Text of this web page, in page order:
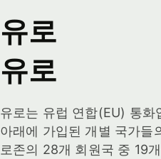
유로
유로
유로는 유럽 연합(EU) 통화
아래에 가입된 개별 국가들
로존의 28개 회원국 중 19